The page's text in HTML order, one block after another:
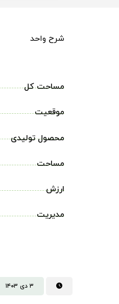
شرح واحد
مساحت کل
موقعیت
محصول تولیدی
مساحت
ارزش
مدیریت
۳ دی ۱۴۰۳